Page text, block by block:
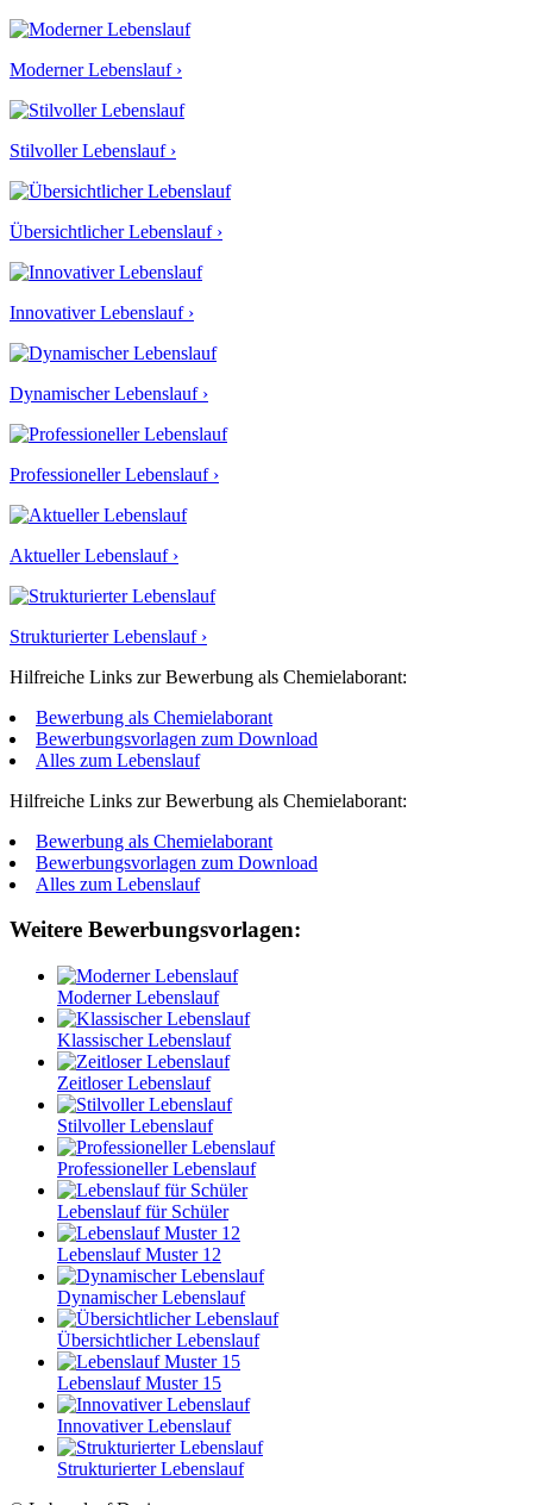
Moderner Lebenslauf ›
Stilvoller Lebenslauf ›
Übersichtlicher Lebenslauf ›
Innovativer Lebenslauf ›
Dynamischer Lebenslauf ›
Professioneller Lebenslauf ›
Aktueller Lebenslauf ›
Strukturierter Lebenslauf ›
Hilfreiche Links zur Bewerbung als Chemielaborant:
Bewerbung als Chemielaborant
Bewerbungsvorlagen zum Download
Alles zum Lebenslauf
Hilfreiche Links zur Bewerbung als Chemielaborant:
Bewerbung als Chemielaborant
Bewerbungsvorlagen zum Download
Alles zum Lebenslauf
Weitere Bewerbungsvorlagen:
Moderner Lebenslauf
Klassischer Lebenslauf
Zeitloser Lebenslauf
Stilvoller Lebenslauf
Professioneller Lebenslauf
Lebenslauf für Schüler
Lebenslauf Muster 12
Dynamischer Lebenslauf
Übersichtlicher Lebenslauf
Lebenslauf Muster 15
Innovativer Lebenslauf
Strukturierter Lebenslauf